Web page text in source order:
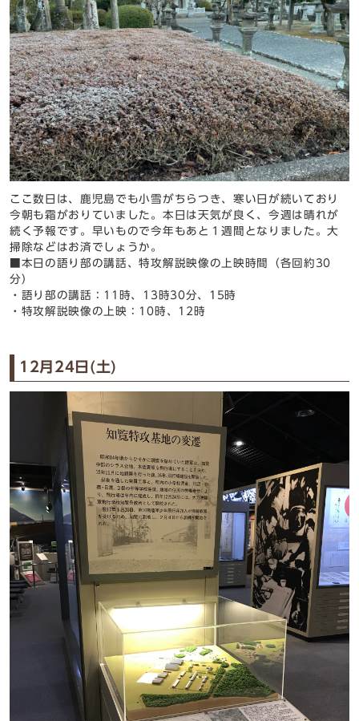
ここ数日は、鹿児島でも小雪がちらつき、寒い日が続いており
今朝も霜がおりていました。本日は天気が良く、今週は晴れが
続く予報です。早いもので今年もあと１週間となりました。大
掃除などはお済でしょうか。
■本日の語り部の講話、特攻解説映像の上映時間（各回約30
分）
・語り部の講話：11時、13時30分、15時
・特攻解説映像の上映：10時、12時
12月24日(土)